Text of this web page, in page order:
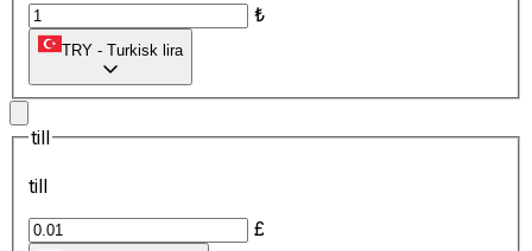
₺
TRY - Turkisk lira
till
till
£